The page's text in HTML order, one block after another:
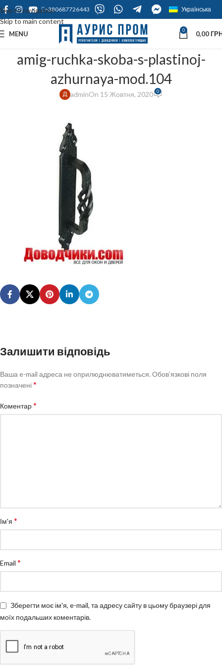
Skip to navigation
Skip to main content
+380687726443 Українська
MENU 0 0,00
amig-ruchka-skoba-s-plastinoj-
azhurnaya-mod.104
adminOn 15 Жовтня, 2020 0
Залишити відповідь
Ваша e-mail адреса не оприлюднюватиметься. Обов’язкові поля
позначені*
Коментар*
Ім'я *
Email *
Зберегти моє ім'я, e-mail, та адресу сайту в цьому браузері для
моїх подальших коментарів.